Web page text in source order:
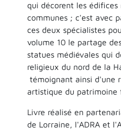
qui décorent les édifices
communes ; c'est avec
ces deux spécialistes
volume 10 le partage
statues médiévales qui
religieux du nord de la
témoignant ainsi d'une
artistique du patrimoine
Livre réalisé en
de Lorraine, l'ADRA et